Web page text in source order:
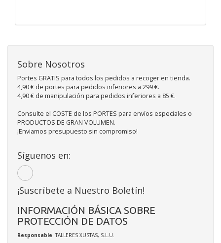
Sobre Nosotros
Portes GRATIS para todos los pedidos a recoger en tienda.
4,90 € de portes para pedidos inferiores a 299 €.
4,90 € de manipulación para pedidos inferiores a 85 €.
Consulte el COSTE de los PORTES para envíos especiales o
PRODUCTOS DE GRAN VOLUMEN.
¡Enviamos presupuesto sin compromiso!
Síguenos en:
¡Suscríbete a Nuestro Boletín!
INFORMACIÓN BÁSICA SOBRE
PROTECCIÓN DE DATOS
Responsable: TALLERES XUSTAS, S.L.U.